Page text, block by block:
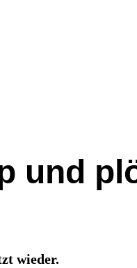
und
wieder.